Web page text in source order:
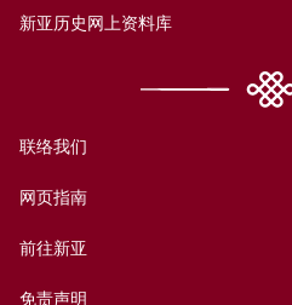
新亚历史网上资料库
联络我们
网页指南
前往新亚
免责声明